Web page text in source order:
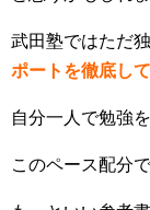
武田塾ではただ
ポートを徹底し
自分一人で勉強
このペース配分